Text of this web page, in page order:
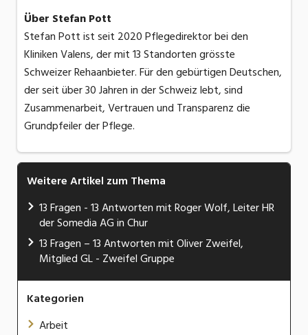
Über Stefan Pott
Stefan Pott ist seit 2020 Pflegedirektor bei den
Kliniken Valens, der mit 13 Standorten grösste
Schweizer Rehaanbieter. Für den gebürtigen Deutschen,
der seit über 30 Jahren in der Schweiz lebt, sind
Zusammenarbeit, Vertrauen und Transparenz die
Grundpfeiler der Pflege.
Weitere Artikel zum Thema
13 Fragen - 13 Antworten mit Roger Wolf, Leiter HR
der Somedia AG in Chur
13 Fragen – 13 Antworten mit Oliver Zweifel,
Mitglied GL - Zweifel Gruppe
Kategorien
Arbeit